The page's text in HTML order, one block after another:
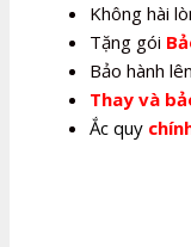
Không hài
Tặng gói
Bảo hành
Thay và
Ắc quy